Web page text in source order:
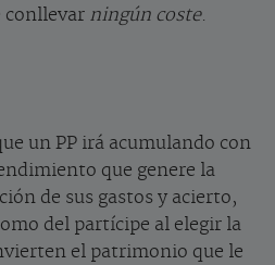
conllevar ningún coste.
un PP irá acumulando con
que genere la
de sus gastos y acierto,
del partícipe al elegir la
el patrimonio que le